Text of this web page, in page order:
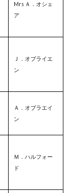
Mrs Ａ．オシェ
ア
Ｊ．オブライエ
ン
Ａ．オブラエイ
ン
Ｍ．ハルフォー
ド